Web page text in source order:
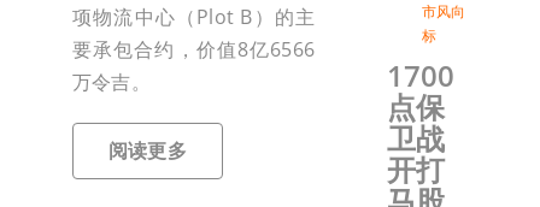
项物流中心（Plot B）的主
要承包合约，价值8亿6566
万令吉。
阅读更多
市风向
标
1700
点保
卫战
开打